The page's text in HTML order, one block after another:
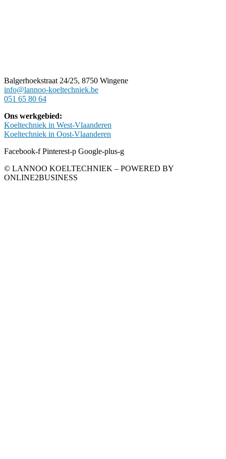
Balgerhoekstraat 24/25, 8750 Wingene
info@lannoo-koeltechniek.be
051 65 80 64
Ons werkgebied:
Koeltechniek in West-Vlaanderen
Koeltechniek in Oost-Vlaanderen
Facebook-f Pinterest-p Google-plus-g
© LANNOO KOELTECHNIEK – POWERED BY
ONLINE2BUSINESS